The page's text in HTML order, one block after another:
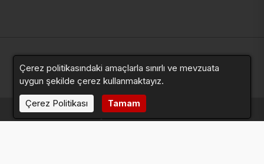
Yazarlar VideolarGalerilerAnketler
haberde.net © 2024. Tüm hakları saklıdır.
Çerez politikasındaki amaçlarla sınırlı ve mevzuata
uygun şekilde çerez kullanmaktayız.
Çerez Politikası
Tamam